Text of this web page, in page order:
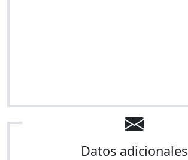
Datos adicionales